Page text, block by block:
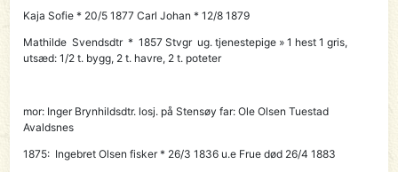
Kaja Sofie * 20/5 1877 Carl Johan * 12/8 1879
Mathilde Svendsdtr * 1857 Stvgr ug. tjenestepige » 1 hest 1 gris,
utsæd: 1/2 t. bygg, 2 t. havre, 2 t. poteter
mor: Inger Brynhildsdtr. losj. på Stensøy far: Ole Olsen Tuestad
Avaldsnes
1875: IngebretOlsen fisker * 26/3 1836 u.e Frue død 26/4 1883